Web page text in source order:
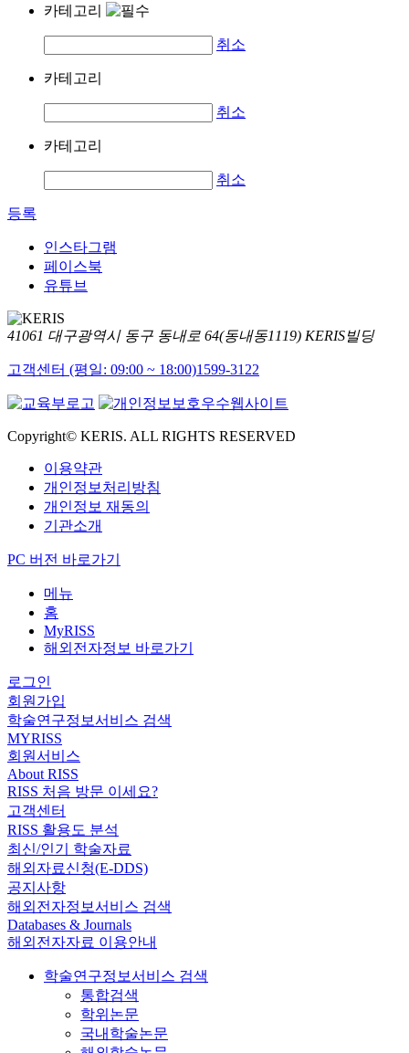
카테고리
취소
카테고리
취소
카테고리
취소
등록
인스타그램
페이스북
유튜브
41061 대구광역시 동구 동내로 64(동내동1119) KERIS빌딩
고객센터 (평일: 09:00 ~ 18:00)1599-3122
Copyright© KERIS. ALL RIGHTS RESERVED
이용약관
개인정보처리방침
개인정보 재동의
기관소개
PC 버전 바로가기
메뉴
홈
MyRISS
해외전자정보 바로가기
로그인
회원가입
학술연구정보서비스 검색
MYRISS
회원서비스
About RISS
RISS 처음 방문 이세요?
고객센터
RISS 활용도 분석
최신/인기 학술자료
해외자료신청(E-DDS)
공지사항
해외전자정보서비스 검색
Databases & Journals
해외전자자료 이용안내
학술연구정보서비스 검색
통합검색
학위논문
국내학술논문